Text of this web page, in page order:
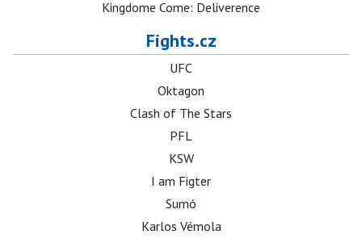
Kingdome Come: Deliverence
Fights.cz
UFC
Oktagon
Clash of The Stars
PFL
KSW
I am Figter
Sumó
Karlos Vémola